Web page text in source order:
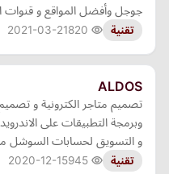
جوجل وأفضل المواقع و قنوات
تقنية 2021-03-21
ALDOS
تصميم متاجر الكترونية و
وبرمجة التطبيقات على الاندرويد
و التسويق لحسابات السوشل
تقنية 2020-12-15